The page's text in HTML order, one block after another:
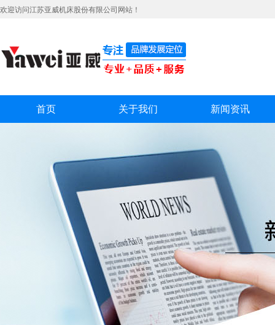
欢迎访问江苏亚威机床股份有限公司网站！
首页 关于我们 新闻资讯